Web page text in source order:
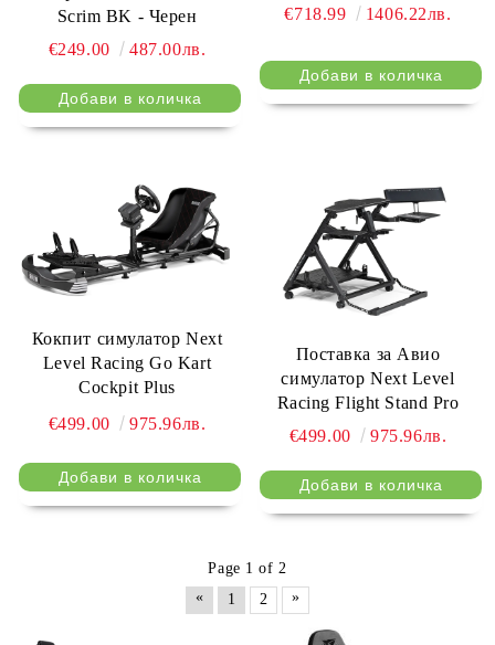
Scrim BK - Черен
€249.00
487.00лв.
€718.99 1406.22лв.
Кокпит симулатор Next
Level Racing Go Kart
Cockpit Plus
€499.00
975.96лв.
Поставка за Авио
симулатор Next Level
Racing Flight Stand Pro
€499.00
975.96лв.
Page 1 of 2
«
1 2 »